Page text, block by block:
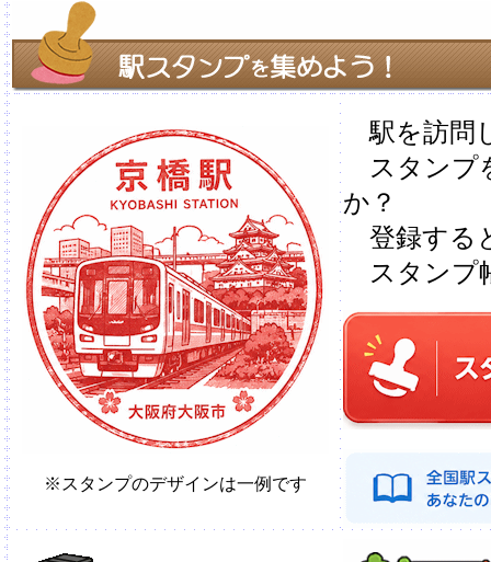
※スタンプのデザインは一例です
駅を訪問
スタンプ
か？
登録する
スタンプ